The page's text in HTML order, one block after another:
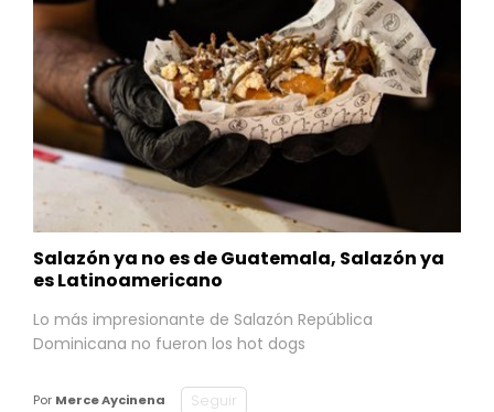
Salazón ya no es de Guatemala, Salazón ya
es Latinoamericano
Lo más impresionante de Salazón República
Dominicana no fueron los hot dogs
Por Merce Aycinena Seguir